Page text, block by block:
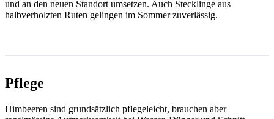
und an den neuen Standort umsetzen. Auch Stecklinge aus
halbverholzten Ruten gelingen im Sommer zuverlässig.
Pflege
Himbeeren sind grundsätzlich pflegeleicht, brauchen aber